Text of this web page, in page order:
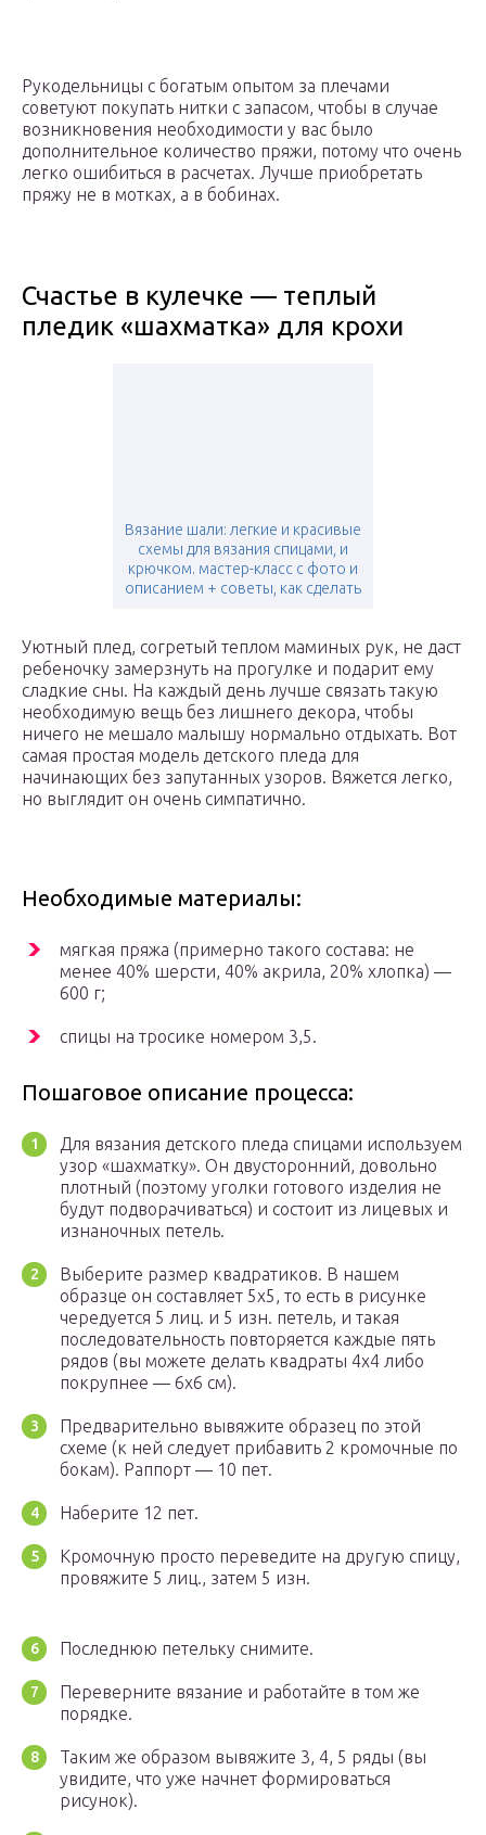
Рукодельницы с богатым опытом за плечами
советуют покупать нитки с запасом, чтобы в случае
возникновения необходимости у вас было
дополнительное количество пряжи, потому что очень
легко ошибиться в расчетах. Лучше приобретать
пряжу не в мотках, а в бобинах.
Счастье в кулечке — теплый
пледик «шахматка» для крохи
Вязание шали: легкие и красивые
схемы для вязания спицами, и
крючком. мастер-класс с фото и
описанием + советы, как сделать
Уютный плед, согретый теплом маминых рук, не даст
ребеночку замерзнуть на прогулке и подарит ему
сладкие сны. На каждый день лучше связать такую
необходимую вещь без лишнего декора, чтобы
ничего не мешало малышу нормально отдыхать. Вот
самая простая модель детского пледа для
начинающих без запутанных узоров. Вяжется легко,
но выглядит он очень симпатично.
Необходимые материалы:
мягкая пряжа (примерно такого состава: не
менее 40% шерсти, 40% акрила, 20% хлопка) —
600 г;
спицы на тросике номером 3,5.
Пошаговое описание процесса:
Для вязания детского пледа спицами используем
узор «шахматку». Он двусторонний, довольно
плотный (поэтому уголки готового изделия не
будут подворачиваться) и состоит из лицевых и
изнаночных петель.
Выберите размер квадратиков. В нашем
образце он составляет 5х5, то есть в рисунке
чередуется 5 лиц. и 5 изн. петель, и такая
последовательность повторяется каждые пять
рядов (вы можете делать квадраты 4х4 либо
покрупнее — 6х6 см).
Предварительно вывяжите образец по этой
схеме (к ней следует прибавить 2 кромочные по
бокам). Раппорт — 10 пет.
Наберите 12 пет.
Кромочную просто переведите на другую спицу,
провяжите 5 лиц., затем 5 изн.
Последнюю петельку снимите.
Переверните вязание и работайте в том же
порядке.
Таким же образом вывяжите 3, 4, 5 ряды (вы
увидите, что уже начнет формироваться
рисунок).